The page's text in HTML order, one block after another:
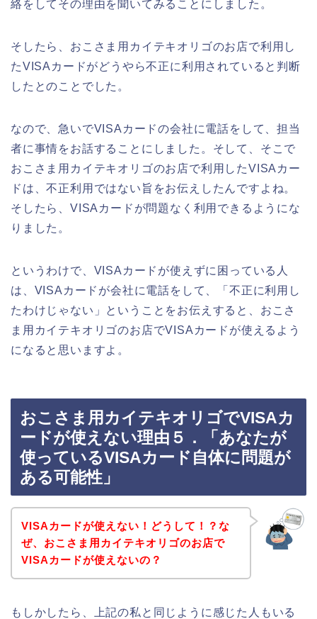
絡をしてその理由を聞いてみることにしました。
そしたら、おこさま用カイテキオリゴのお店で利用し
たVISAカードがどうやら不正に利用されていると判断
したとのことでした。
なので、急いでVISAカードの会社に電話をして、担当
者に事情をお話することにしました。そして、そこで
おこさま用カイテキオリゴのお店で利用したVISAカー
ドは、不正利用ではない旨をお伝えしたんですよね。
そしたら、VISAカードが問題なく利用できるようにな
りました。
というわけで、VISAカードが使えずに困っている人
は、VISAカードが会社に電話をして、「不正に利用し
たわけじゃない」ということをお伝えすると、おこさ
ま用カイテキオリゴのお店でVISAカードが使えるよう
になると思いますよ。
おこさま用カイテキオリゴでVISAカ
ードが使えない理由５．「あなたが
使っているVISAカード自体に問題が
ある可能性」
VISAカードが使えない！どうして！？な
ぜ、おこさま用カイテキオリゴのお店で
VISAカードが使えないの？
もしかしたら、上記の私と同じように感じた人もいる